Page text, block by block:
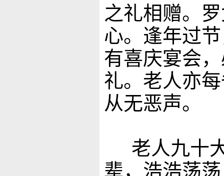
之礼相赠。
心。逢年过
有喜庆宴会
礼。老人亦
从无恶声。
老人九十大
辈，浩浩荡